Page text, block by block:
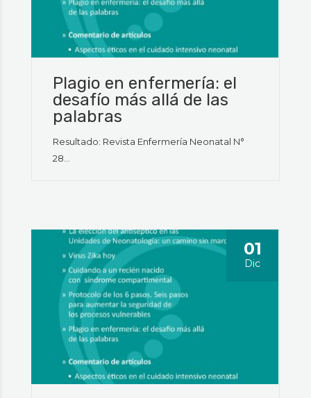
Plagio en enfermería: el
desafío más allá de las
palabras
Resultado: Revista Enfermería Neonatal N°
28...
01
Dic